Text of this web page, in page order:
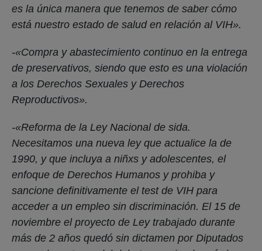
es la única manera que tenemos de saber cómo
está nuestro estado de salud en relación al VIH».
-«Compra y abastecimiento continuo en la entrega
de preservativos, siendo que esto es una violación
a los Derechos Sexuales y Derechos
Reproductivos».
-«Reforma de la Ley Nacional de sida.
Necesitamos una nueva ley que actualice la de
1990, y que incluya a niñxs y adolescentes, el
enfoque de Derechos Humanos y prohiba y
sancione definitivamente el test de VIH para
acceder a un empleo sin discriminación. El 15 de
noviembre el proyecto de Ley trabajado durante
más de 2 años quedó sin dictamen por Diputados